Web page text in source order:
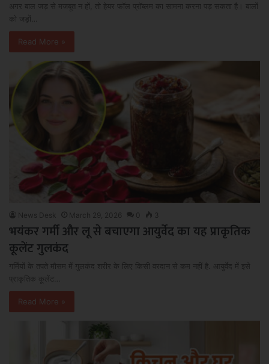
अगर बाल जड़ से मजबूत न हों, तो हेयर फॉल प्रॉब्लम का सामना करना पड़ सकता है। बालों
को जड़ों…
Read More »
News Desk March 29, 2026 0 3
भयंकर गर्मी और लू से बचाएगा आयुर्वेद का यह प्राकृतिक
कूलेंट गुलकंद
गर्मियों के तपते मौसम में गुलकंद शरीर के लिए किसी वरदान से कम नहीं है. आयुर्वेद में इसे
प्राकृतिक कूलेंट…
Read More »